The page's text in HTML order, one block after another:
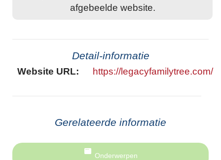
afgebeelde website.
Detail-informatie
Website URL: https://legacyfamilytree.com/
Gerelateerde informatie
Onderwerpen